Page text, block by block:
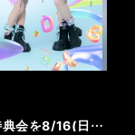
CANDY TUNE 4thシングル発売記念大特典会を8/16(日)にパシフィコ横浜 展示ホールBにて開催決定！